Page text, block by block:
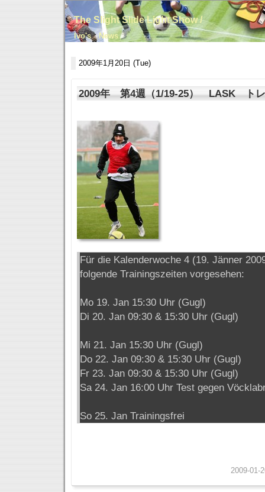
The Slight Slide Light Show /
Ivo's News
2009年1月20日 (Tue)
2009年 第4週（1/19-25） LASK トレ
Für die Kalenderwoche 4 (19. Jänner
folgende Trainingszeiten vorgesehen:
Mo 19. Jan 15:30 Uhr (Gugl)
Di 20. Jan 09:30 & 15:30 Uhr (Gugl)
Mi 21. Jan 15:30 Uhr (Gugl)
Do 22. Jan 09:30 & 15:30 Uhr (Gugl)
Fr 23. Jan 09:30 & 15:30 Uhr (Gugl)
Sa 24. Jan 16:00 Uhr Test gegen
So 25. Jan Trainingsfrei
2009-01-